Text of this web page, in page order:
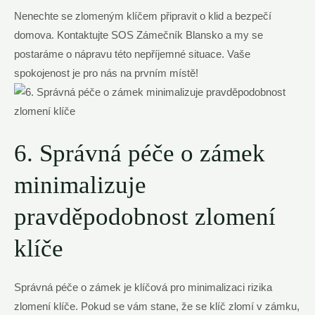
Nenechte se zlomeným klíčem připravit o klid a bezpečí
domova. Kontaktujte SOS Zámečník Blansko a my se
postaráme o nápravu této nepříjemné situace. Vaše
spokojenost je pro nás na prvním místě!
6. Správná péče o zámek
minimalizuje
pravděpodobnost zlomení
klíče
Správná péče o zámek je klíčová pro minimalizaci rizika
zlomení klíče. Pokud se vám stane, že se klíč zlomí v zámku,